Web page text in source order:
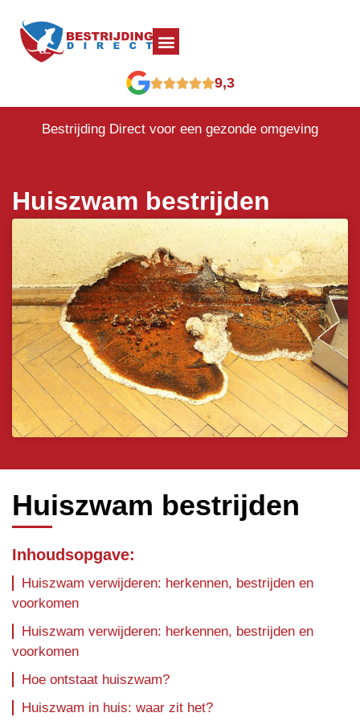
9,3
Bestrijding Direct voor een gezonde omgeving
Huiszwam bestrijden
Huiszwam bestrijden
Inhoudsopgave:
Huiszwam verwijderen: herkennen, bestrijden en
voorkomen
Huiszwam verwijderen: herkennen, bestrijden en
voorkomen
Hoe ontstaat huiszwam?
Huiszwam in huis: waar zit het?